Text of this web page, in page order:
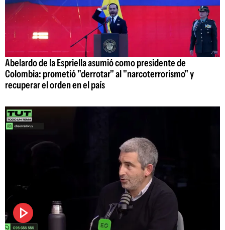
Abelardo de la Espriella asumió como presidente de
Colombia: prometió "derrotar" al "narcoterrorismo" y
recuperar el orden en el país